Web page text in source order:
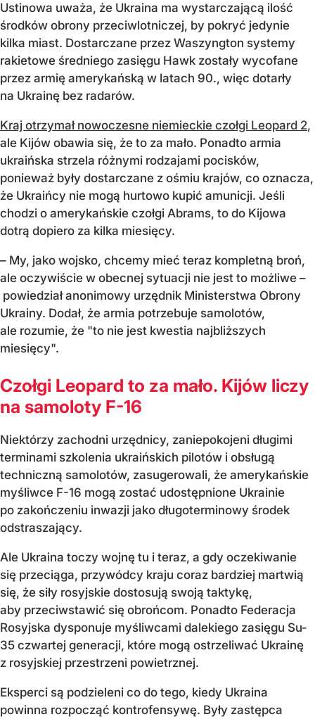
Ustinowa uważa, że Ukraina ma wystarczającą ilość
środków obrony przeciwlotniczej, by pokryć jedynie
kilka miast. Dostarczane przez Waszyngton systemy
rakietowe średniego zasięgu Hawk zostały wycofane
przez armię amerykańską w latach 90., więc dotarły
na Ukrainę bez radarów.
Kraj otrzymał nowoczesne niemieckie czołgi Leopard 2,
ale Kijów obawia się, że to za mało. Ponadto armia
ukraińska strzela różnymi rodzajami pocisków,
ponieważ były dostarczane z ośmiu krajów, co oznacza,
że Ukraińcy nie mogą hurtowo kupić amunicji. Jeśli
chodzi o amerykańskie czołgi Abrams, to do Kijowa
dotrą dopiero za kilka miesięcy.
– My, jako wojsko, chcemy mieć teraz kompletną broń,
ale oczywiście w obecnej sytuacji nie jest to możliwe –
powiedział anonimowy urzędnik Ministerstwa Obrony
Ukrainy. Dodał, że armia potrzebuje samolotów,
ale rozumie, że "to nie jest kwestia najbliższych
miesięcy".
Czołgi Leopard to za mało. Kijów liczy
na samoloty F-16
Niektórzy zachodni urzędnicy, zaniepokojeni długimi
terminami szkolenia ukraińskich pilotów i obsługą
techniczną samolotów, zasugerowali, że amerykańskie
myśliwce F-16 mogą zostać udostępnione Ukrainie
po zakończeniu inwazji jako długoterminowy środek
odstraszający.
Ale Ukraina toczy wojnę tu i teraz, a gdy oczekiwanie
się przeciąga, przywódcy kraju coraz bardziej martwią
się, że siły rosyjskie dostosują swoją taktykę,
aby przeciwstawić się obrońcom. Ponadto Federacja
Rosyjska dysponuje myśliwcami dalekiego zasięgu Su-
35 czwartej generacji, które mogą ostrzeliwać Ukrainę
z rosyjskiej przestrzeni powietrznej.
Eksperci są podzieleni co do tego, kiedy Ukraina
powinna rozpocząć kontrofensywę. Były zastępca